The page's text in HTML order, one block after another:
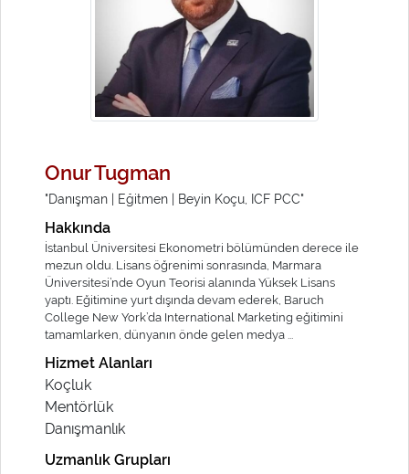
Onur Tugman
"Danışman | Eğitmen | Beyin Koçu, ICF PCC"
Hakkında
İstanbul Üniversitesi Ekonometri bölümünden derece ile
mezun oldu. Lisans öğrenimi sonrasında, Marmara
Üniversitesi’nde Oyun Teorisi alanında Yüksek Lisans
yaptı. Eğitimine yurt dışında devam ederek, Baruch
College New York’da International Marketing eğitimini
tamamlarken, dünyanın önde gelen medya ...
Hizmet Alanları
Koçluk
Mentörlük
Danışmanlık
Uzmanlık Grupları